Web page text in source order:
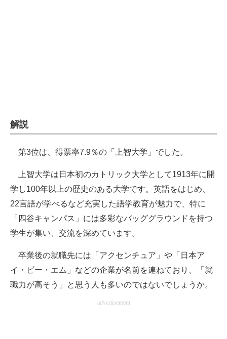
エネルギーの専門メディア
解説
第3位は、得票率7.9％の「上智大学」でした。
上智大学は日本初のカトリック大学として1913年に開
学し100年以上の歴史のある大学です。英語をはじめ、
22言語が学べるなど充実した語学教育が魅力で、特に
「四谷キャンパス」には多彩なバッググラウンドを持つ
学生が集い、交流を深めています。
卒業後の就職先には「アクセンチュア」や「日本ア
イ・ビー・エム」などの企業が名前を連ねており、「就
職力が高そう」と思う人も多いのではないでしょうか。
advertisement